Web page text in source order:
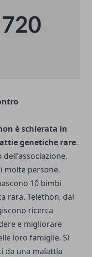
è schierata in
genetiche rare.
molte persone.
10 bimbi
rara. Telethon, dal
ricerca
e migliorare
loro famiglie. Sì
da una malattia